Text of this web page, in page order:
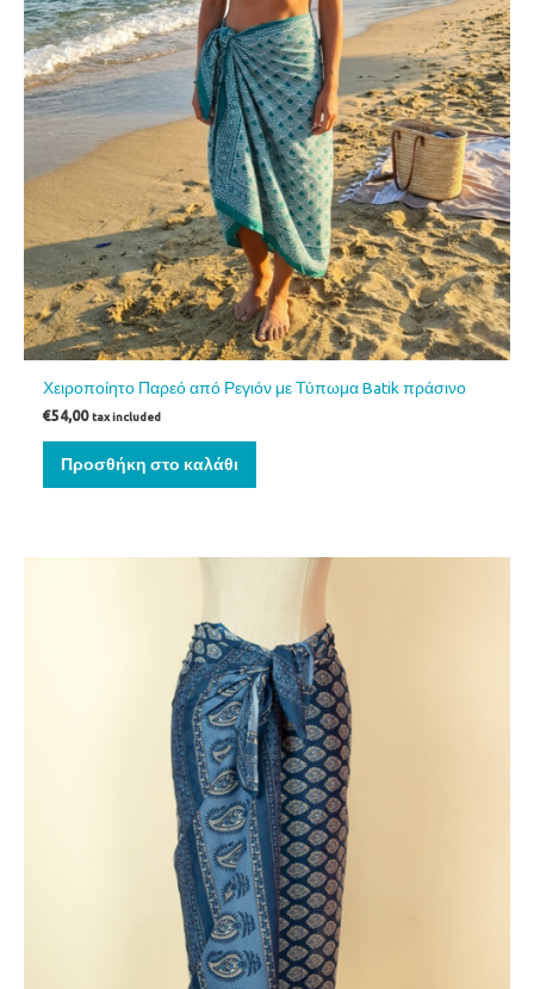
Χειροποίητο Παρεό από Ρεγιόν με Τύπωμα Batik πράσινο
€54,00 tax included
Προσθήκη στο καλάθι